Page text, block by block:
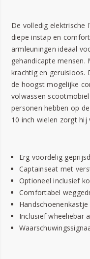
De volledig elektrische
diepe instap en
armleuningen ideaal
gehandicapte
krachtig en geruisloos.
de hoogst mogelijke
volwassen
personen hebben op
10 inch wielen zorgt
Erg voordelig geprijsd
Captainseat met
Optioneel inclusief
Comfortabel
Inclusief wheeliebar